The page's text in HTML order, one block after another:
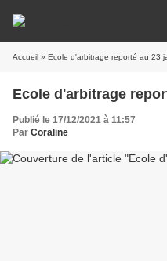
Accueil » Ecole d'arbitrage reporté au 23
Ecole d'arbitrage
Publié le 17/12/2021 à 11:57
Par Coraline